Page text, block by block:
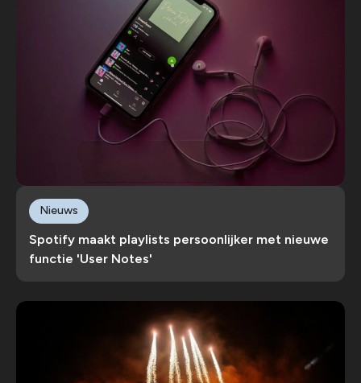
Spotify maakt playlists persoonlijker met nieuwe
functie 'User Notes'
Nieuws